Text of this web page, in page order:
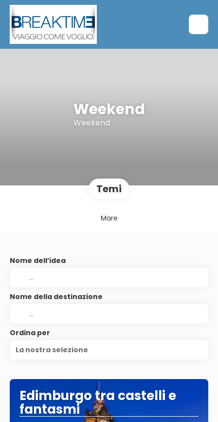
Weekend
Weekend
Temi
Mare
Nome dell’idea
Nome della destinazione
Ordina per
La nostra selezione
Edimburgo tra castelli e
fantasmi